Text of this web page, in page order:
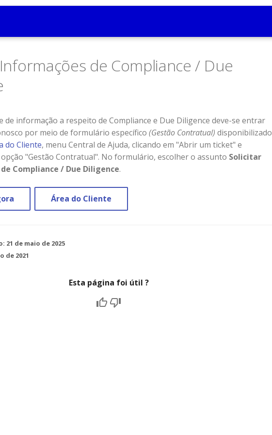
de Compliance / Due
de informação a respeito de Compliance e Due Diligence deve-se entrar
por meio de formulário específico (Gestão Contratual) disponibilizado
do Cliente, menu Central de Ajuda, clicando em "Abrir um ticket" e
"Gestão Contratual". No formulário, escolher o assunto Solicitar
Compliance / Due Diligence.
Área do Cliente
21 de maio de 2025
de 2021
Esta página foi útil ?